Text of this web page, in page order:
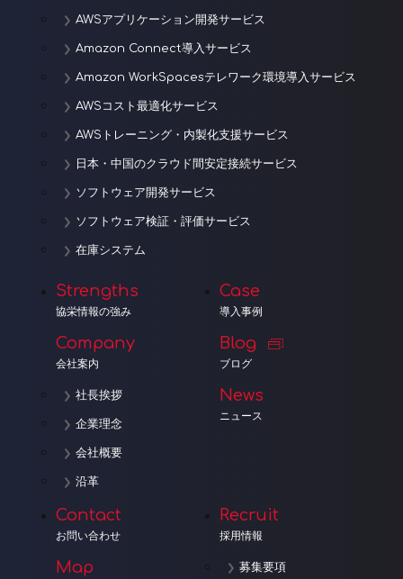
AWSアプリケーション開発サービス
Amazon Connect導入サービス
Amazon WorkSpacesテレワーク環境導入サービス
AWSコスト最適化サービス
AWSトレーニング・内製化支援サービス
日本・中国のクラウド間安定接続サービス
ソフトウェア開発サービス
ソフトウェア検証・評価サービス
在庫システム
Strengths
協栄情報の強み
Company
会社案内
社長挨拶
企業理念
会社概要
沿革
Case
導入事例
Blog
ブログ
News
ニュース
Contact
お問い合わせ
Map
Recruit
採用情報
募集要項